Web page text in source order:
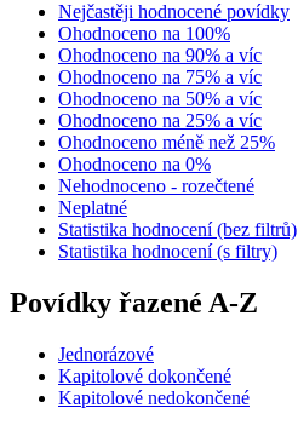
Nejčastěji hodnocené povídky
Ohodnoceno na 100%
Ohodnoceno na 90% a víc
Ohodnoceno na 75% a víc
Ohodnoceno na 50% a víc
Ohodnoceno na 25% a víc
Ohodnoceno méně než 25%
Ohodnoceno na 0%
Nehodnoceno - rozečtené
Neplatné
Statistika hodnocení (bez filtrů)
Statistika hodnocení (s filtry)
Povídky řazené A-Z
Jednorázové
Kapitolové dokončené
Kapitolové nedokončené